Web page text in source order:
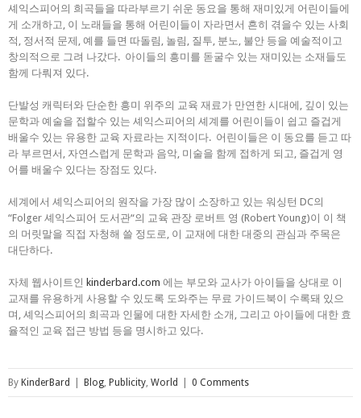
셰익스피어의 희곡들을 따라부르기 쉬운 동요을 통해 재미있게 어린이들에
게 소개하고, 이 노래들을 통해 어린이들이 자라면서 흔히 겪을수 있는 사회
적, 정서적 문제, 예를 들면 따돌림, 놀림, 질투, 분노, 불안 등을 예술적이고
창의적으로 그려 나갔다. 아이들의 흥미를 돋굴수 있는 재미있는 소재들도
함께 다뤄져 있다.
단발성 캐릭터와 단순한 흥미 위주의 교육 재료가 만연한 시대에, 깊이 있는
문학과 예술을 접할수 있는 셰익스피어의 셰계를 어린이들이 쉽고 즐겁게
배울수 있는 유용한 교육 자료라는 지적이다. 어린이들은 이 동요를 듣고 따
라 부르면서, 자연스럽게 문학과 음악, 미술을 함께 접하게 되고, 즐겁게 영
어를 배울수 있다는 장점도 있다.
세계에서 셰익스피어의 원작을 가장 많이 소장하고 있는 워싱턴 DC의
“Folger 셰익스피어 도서관“의 교육 관장 로버트 영 (Robert Young)이 이 책
의 머릿말을 직접 자청해 쓸 정도로, 이 교재에 대한 대중의 관심과 주목은
대단하다.
자체 웹사이트인 kinderbard.com 에는 부모와 교사가 아이들을 상대로 이
교재를 유용하게 사용할 수 있도록 도와주는 무료 가이드북이 수록돼 있으
며, 셰익스피어의 희곡과 인물에 대한 자세한 소개, 그리고 아이들에 대한 효
율적인 교육 접근 방법 등을 명시하고 있다.
By KinderBard Blog, Publicity, World 0 Comments